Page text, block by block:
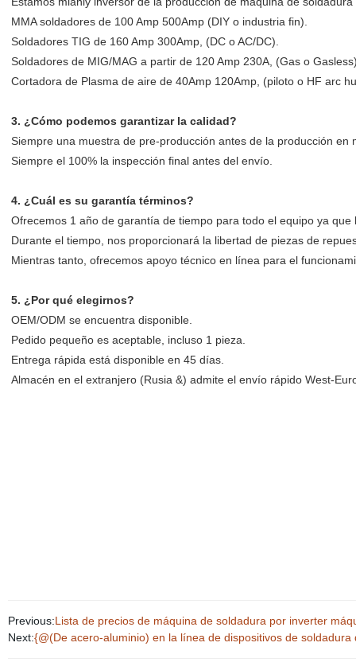
MMA soldadores de 100 Amp 500Amp (DIY o industria fin).
Soldadores TIG de 160 Amp 300Amp, (DC o AC/DC).
Soldadores de MIG/MAG a partir de 120 Amp 230A, (Gas o
Cortadora de Plasma de aire de 40Amp 120Amp, (piloto o HF arc
3. ¿Cómo podemos garantizar la calidad?
Siempre una muestra de pre-producción antes de la producción en
Siempre el 100% la inspección final antes del envío.
4. ¿Cuál es su garantía términos?
Ofrecemos 1 año de garantía de tiempo para todo el equipo ya que
Durante el tiempo, nos proporcionará la libertad de piezas de
Mientras tanto, ofrecemos apoyo técnico en línea para el
5. ¿Por qué elegirnos?
OEM/ODM se encuentra disponible.
Pedido pequeño es aceptable, incluso 1 pieza.
Entrega rápida está disponible en 45 días.
Almacén en el extranjero (Rusia &) admite el envío rápido West-
Previous:Lista de precios de máquina de soldadura por inverter
Next:{@(De acero-aluminio) en la línea de dispositivos de soldadura